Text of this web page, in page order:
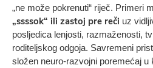
„ne može pokrenuti“ riječ. Primeri
„ssssok“ ili zastoj pre reči uz
posljedica lenjosti, razmaženosti,
roditeljskog odgoja. Savremeni
složen neuro-razvojni poremećaj u